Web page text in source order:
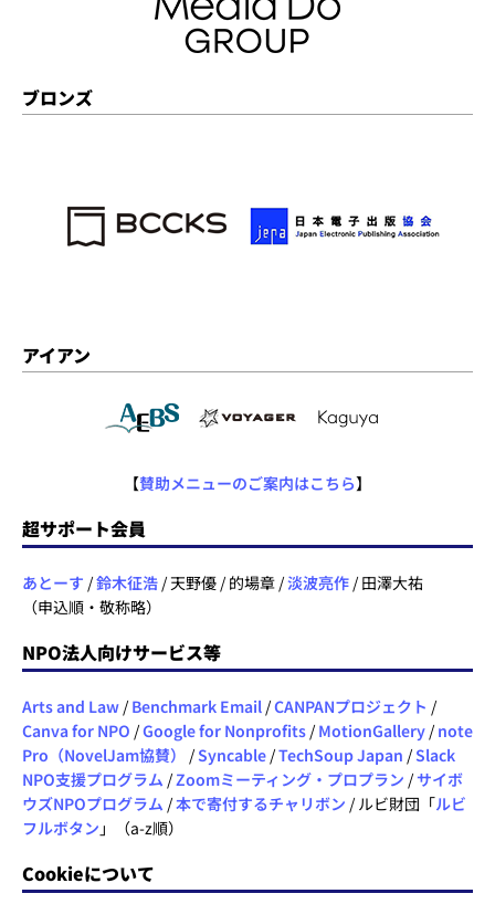
ブロンズ
アイアン
【賛助メニューのご案内はこちら】
超サポート会員
あとーす /鈴木征浩 / 天野優 / 的場章 /淡波亮作 / 田澤大祐
（申込順・敬称略）
NPO法人向けサービス等
Arts and Law / Benchmark Email /CANPANプロジェクト /
Canva for NPO /Google for Nonprofits / MotionGallery / note
Pro（NovelJam協賛）
/Syncable /TechSoup Japan /Slack
NPO支援プログラム /Zoomミーティング・プロプラン /サイボ
ウズNPOプログラム /本で寄付するチャリボン / ルビ財団「ルビ
フルボタン 」（a-z順）
Cookieについて